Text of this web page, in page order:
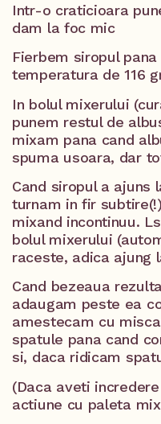
Intr-o craticioara
dam la foc mic
Fierbem siropul
temperatura de 116
In bolul mixerului
punem restul de
mixam pana cand
spuma usoara, dar
Cand siropul a ajuns
turnam in fir
mixand incontinuu.
bolul mixerului
raceste, adica ajung
Cand bezeaua
adaugam peste ea
amestecam cu
spatule pana cand
si, daca ridicam
(Daca aveti
actiune cu paleta